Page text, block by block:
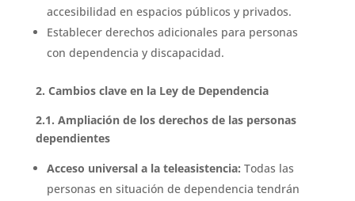
accesibilidad en espacios públicos y privados.
Establecer derechos adicionales para personas
con dependencia y discapacidad.
2. Cambios clave en la Ley de Dependencia
2.1. Ampliación de los derechos de las personas
dependientes
Acceso universal a la teleasistencia: Todas las
personas en situación de dependencia tendrán